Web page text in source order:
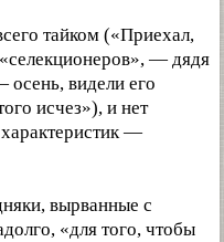
тайком («Приехал,
— дядя
осень, видели его
исчез»), и нет
—
вырванные с
«для того, чтобы